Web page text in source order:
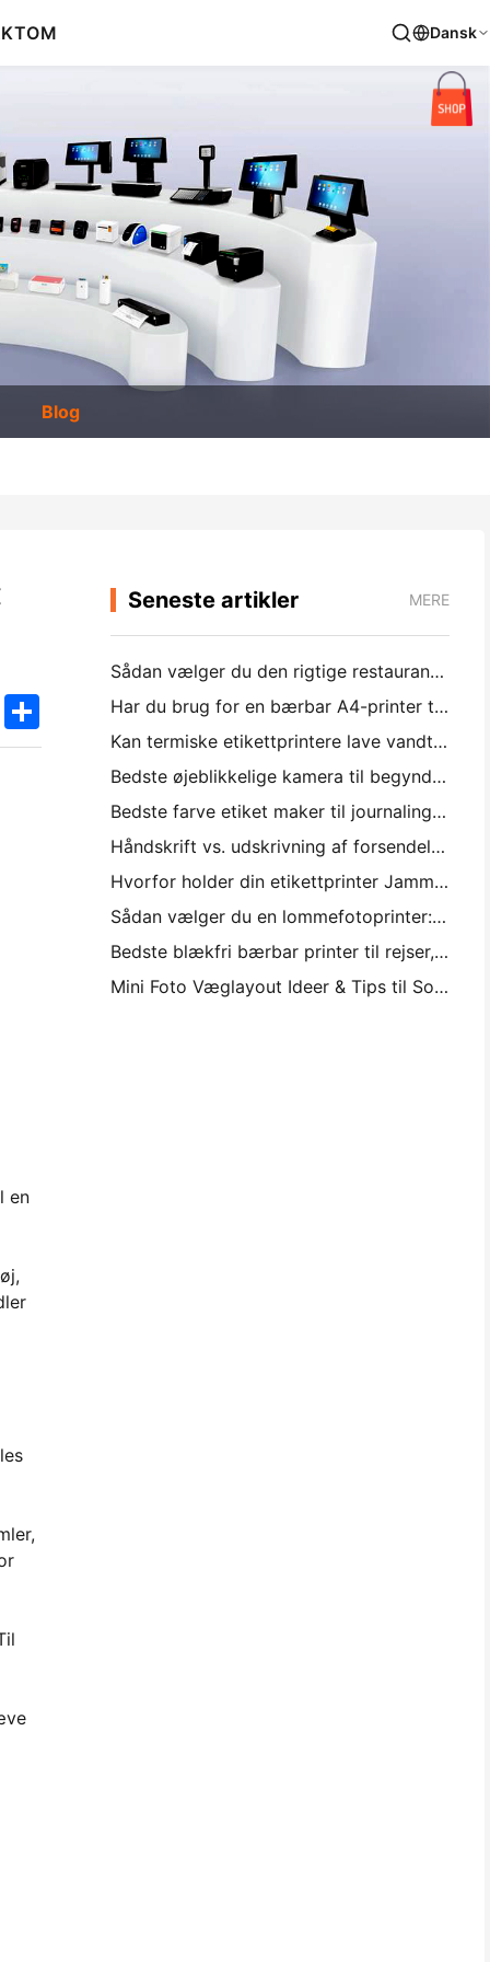
OM Dansk
Blog
TwitterShare
en
Seneste artikler MERE
Sådan vælger du den rigtige restaurant software til din lille eller mellemstore restaurant
Har du brug for en bærbar A4-printer til lagerfakturaer? Hvad faktisk virker
Kan termiske etikettprintere lave vandtætte etiketter til små virksomhedsprodukter?
Bedste øjeblikkelige kamera til begyndere, der ikke ønsker at spilde papir
Bedste farve etiket maker til journaling og scrapbooking: føj mere farve til hver side
Håndskrift vs. udskrivning af forsendelsesetiketter: Tips til små virksomheder i 2026
Hvorfor holder din etikettprinter Jamming?
Sådan vælger du en lommefotoprinter: En komplet guide til journaling, rejser og iPhone-brugere
Bedste blækfri bærbar printer til rejser, skole og mobil arbejde: Hanin MT620 Pro anmeldelse
Mini Foto Væglayout Ideer & Tips til Soveværelse og Sovesal Dekoration